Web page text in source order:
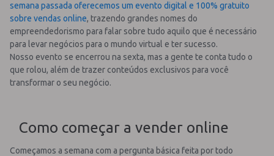
semana passada oferecemos um evento digital e 100% gratuito
sobre vendas online, trazendo grandes nomes do
empreendedorismo para falar sobre tudo aquilo que é necessário
para levar negócios para o mundo virtual e ter sucesso.
Nosso evento se encerrou na sexta, mas a gente te conta tudo o
que rolou, além de trazer conteúdos exclusivos para você
transformar o seu negócio.
Como começar a vender online
Começamos a semana com a pergunta básica feita por todo